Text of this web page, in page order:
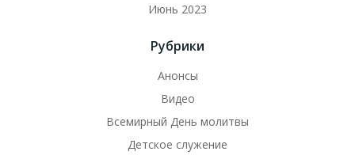
Июнь 2023
Рубрики
Анонсы
Видео
Всемирный День молитвы
Детское служение